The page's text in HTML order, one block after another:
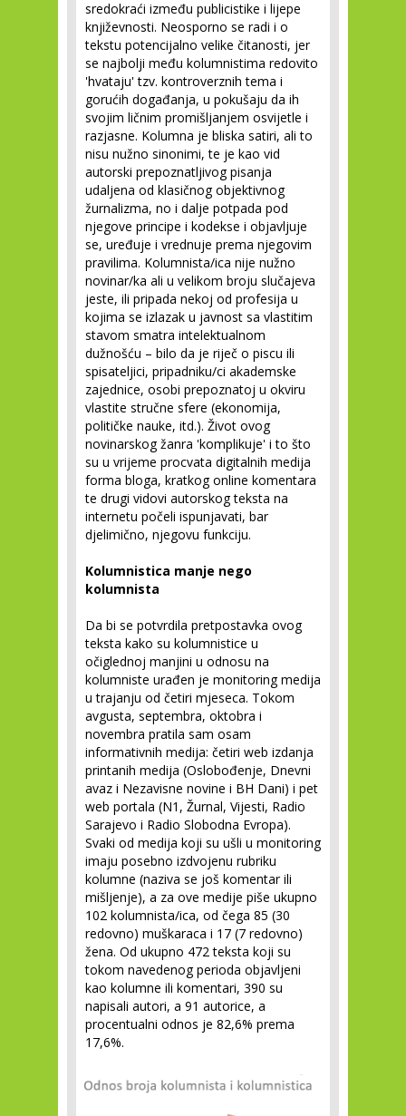
sredokraći između publicistike i lijepe
književnosti. Neosporno se radi i o
tekstu potencijalno velike čitanosti, jer
se najbolji među kolumnistima redovito
'hvataju' tzv. kontroverznih tema i
gorućih događanja, u pokušaju da ih
svojim ličnim promišljanjem osvijetle i
razjasne. Kolumna je bliska satiri, ali to
nisu nužno sinonimi, te je kao vid
autorski prepoznatljivog pisanja
udaljena od klasičnog objektivnog
žurnalizma, no i dalje potpada pod
njegove principe i kodekse i objavljuje
se, uređuje i vrednuje prema njegovim
pravilima. Kolumnista/ica nije nužno
novinar/ka ali u velikom broju slučajeva
jeste, ili pripada nekoj od profesija u
kojima se izlazak u javnost sa vlastitim
stavom smatra intelektualnom
dužnošću – bilo da je riječ o piscu ili
spisateljici, pripadniku/ci akademske
zajednice, osobi prepoznatoj u okviru
vlastite stručne sfere (ekonomija,
političke nauke, itd.). Život ovog
novinarskog žanra 'komplikuje' i to što
su u vrijeme procvata digitalnih medija
forma bloga, kratkog online komentara
te drugi vidovi autorskog teksta na
internetu počeli ispunjavati, bar
djelimično, njegovu funkciju.
Kolumnistica manje nego
kolumnista
Da bi se potvrdila pretpostavka ovog
teksta kako su kolumnistice u
očiglednoj manjini u odnosu na
kolumniste urađen je monitoring medija
u trajanju od četiri mjeseca. Tokom
avgusta, septembra, oktobra i
novembra pratila sam osam
informativnih medija: četiri web izdanja
printanih medija (Oslobođenje, Dnevni
avaz i Nezavisne novine i BH Dani) i pet
web portala (N1, Žurnal, Vijesti, Radio
Sarajevo i Radio Slobodna Evropa).
Svaki od medija koji su ušli u monitoring
imaju posebno izdvojenu rubriku
kolumne (naziva se još komentar ili
mišljenje), a za ove medije piše ukupno
102 kolumnista/ica, od čega 85 (30
redovno) muškaraca i 17 (7 redovno)
žena. Od ukupno 472 teksta koji su
tokom navedenog perioda objavljeni
kao kolumne ili komentari, 390 su
napisali autori, a 91 autorice, a
procentualni odnos je 82,6% prema
17,6%.